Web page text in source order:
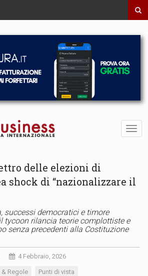
delle elezioni di
shock di “nazionalizzare il
successi democratici e timore
tycoon rilancia teorie complottiste e
senza precedenti alla Costituzione
4 Febbraio, 2026
Regole Punti di vista